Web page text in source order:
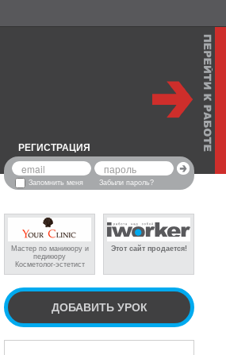
РЕГИСТРАЦИЯ
Запомнить меня Забыли пароль?
Мастер по маникюру и
педикюру
Косметолог-эстетист
Этот сайт продается!
ДОБАВИТЬ УРОК